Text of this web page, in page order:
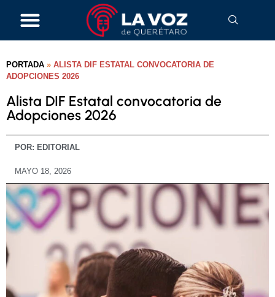
PORTADA » ALISTA DIF ESTATAL CONVOCATORIA DE
ADOPCIONES 2026
Alista DIF Estatal convocatoria de
Adopciones 2026
POR: EDITORIAL
MAYO 18, 2026